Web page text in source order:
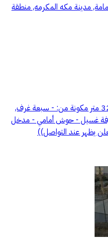
مدينة مكه المكرمه, منطقة
فيلا للبيع المجاهدين - المساحة 324.9 متر مكونة من: - سبعة غرف,
غسيل - حوش أمامي - مدخل
يظهر عند التواصل))